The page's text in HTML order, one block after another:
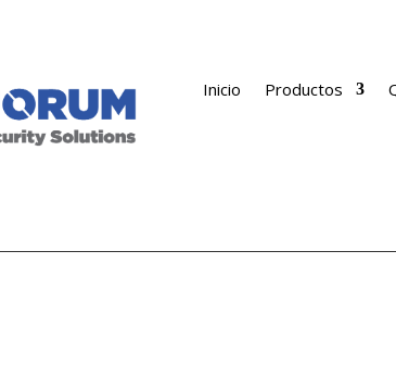
Inicio Productos